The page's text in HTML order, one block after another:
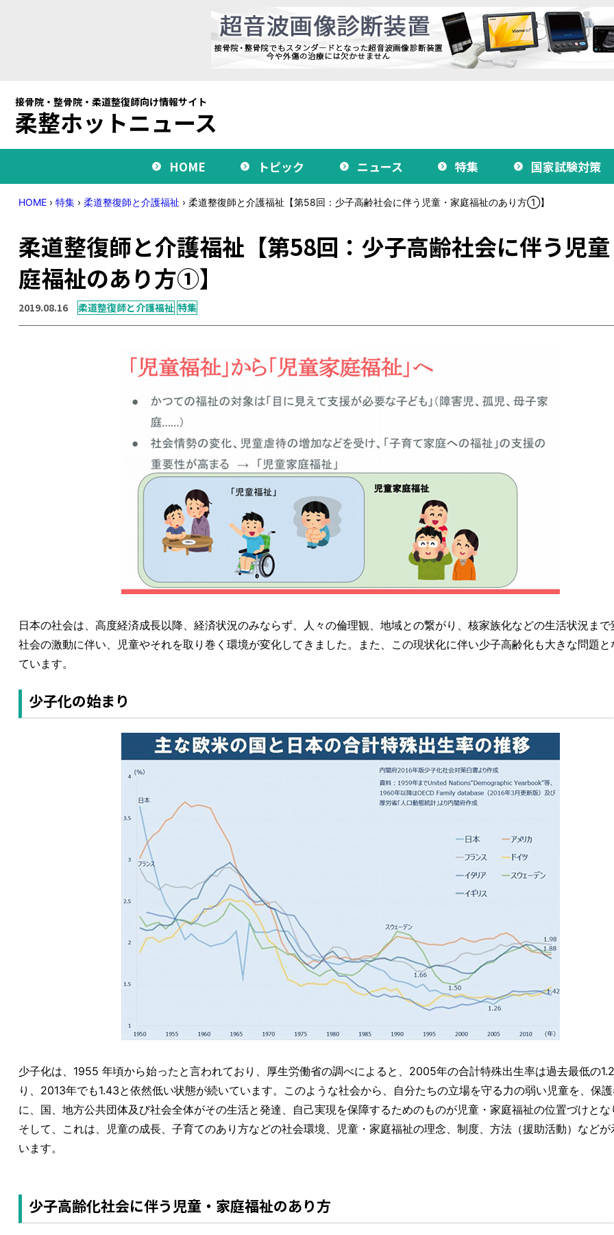
接骨院・整骨院・柔道整復師向け情報サイト
柔整ホットニュース
HOME トピック ニュース 特集 国家試験対策
HOME › 特集 › 柔道整復師と介護福祉 › 柔道整復師と介護福祉【第58回：少子高齢社会に伴う児童・家庭福祉のあり方①】
柔道整復師と介護福祉【第58回：少子高齢社会に伴う児
庭福祉のあり方①】
2019.08.16 柔道整復師と介護福祉 特集
日本の社会は、高度経済成長以降、経済状況のみならず、人々の倫理観、地域との繋がり、核家族化などの生活状況まで
社会の激動に伴い、児童やそれを取り巻く環境が変化してきました。また、この現状化に伴い少子高齢化も大きな問題と
ています。
少子化の始まり
少子化は、1955 年頃から始ったと言われており、厚生労働省の調べによると、2005年の合計特殊出生率は過去最低の
り、2013年でも1.43と依然低い状態が続いています。このような社会から、自分たちの立場を守る力の弱い児童を、保
に、国、地方公共団体及び社会全体がその生活と発達、自己実現を保障するためのものが児童・家庭福祉の位置づけとな
そして、これは、児童の成長、子育てのあり方などの社会環境、児童・家庭福祉の理念、制度、方法（援助活動）などが
います。
少子高齢化社会に伴う児童・家庭福祉のあり方